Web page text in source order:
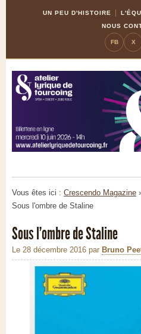
UN PEU D'HISTOIRE
NOUS
FB X
Vous êtes ici : Crescendo Magazine
Sous l'ombre de Staline
Sous l'ombre de Staline
Le 28 décembre 2016 par Bruno